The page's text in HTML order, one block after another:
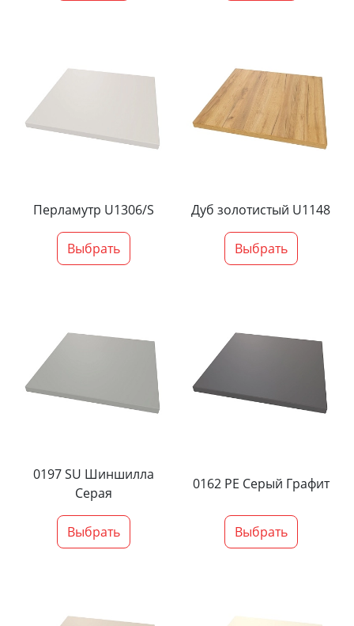
Перламутр U1306/S
Выбрать
Дуб золотистый U1148
Выбрать
0197 SU Шиншилла
Серая
Выбрать
0162 PE Серый Графит
Выбрать